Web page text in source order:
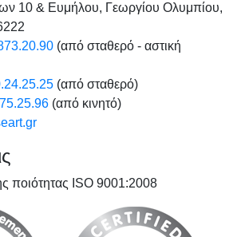
10 & Ευμήλου, Γεωργίου Ολυμπίου,
(από σταθερό - αστική
(από σταθερό)
(από κινητό)
ποιότητας ISO 9001:2008